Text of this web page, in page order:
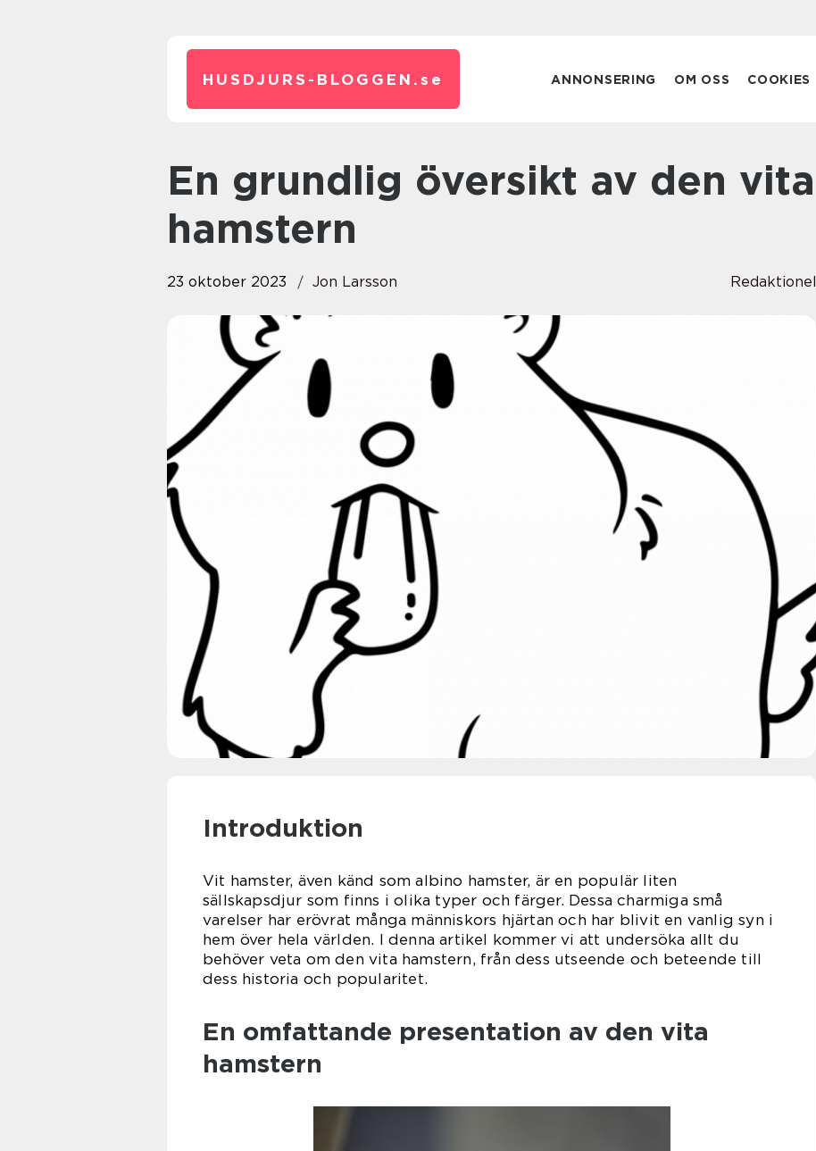
HUSDJURS-BLOGGEN. se ANNONSERING OM OSS COOKIES
En grundlig översikt av den vita
hamstern
23 oktober 2023 Jon Larsson Redaktionel
Introduktion
Vit hamster, även känd som albino hamster, är en populär liten
sällskapsdjur som finns i olika typer och färger. Dessa charmiga små
varelser har erövrat många människors hjärtan och har blivit en vanlig syn i
hem över hela världen. I denna artikel kommer vi att undersöka allt du
behöver veta om den vita hamstern, från dess utseende och beteende till
dess historia och popularitet.
En omfattande presentation av den vita
hamstern